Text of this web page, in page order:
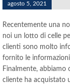
agosto 5, 2021
Recentemente una
noi un lotto di celle
clienti sono molto
fornito le
Finalmente, abbiamo
cliente ha acquistato